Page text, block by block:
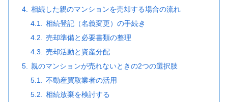
相続した親のマンションを売却する場合の流れ
相続登記（名義変更）の手続き
売却準備と必要書類の整理
売却活動と資産分配
親のマンションが売れないときの2つの選択肢
不動産買取業者の活用
相続放棄を検討する